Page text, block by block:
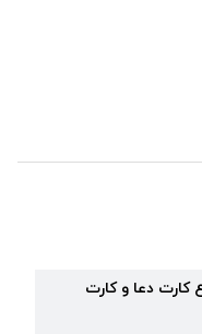
کارت دعا و کارت